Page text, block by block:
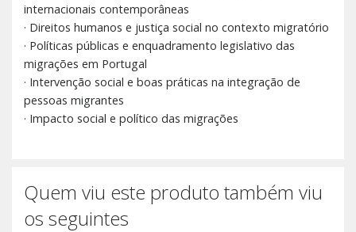
internacionais contemporâneas
· Direitos humanos e justiça social no contexto migratório
· Políticas públicas e enquadramento legislativo das
migrações em Portugal
· Intervenção social e boas práticas na integração de
pessoas migrantes
· Impacto social e político das migrações
Quem viu este produto também viu
os seguintes